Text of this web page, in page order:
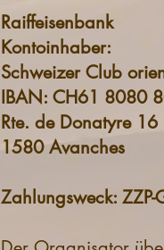
Raiffeisenbank
Kontoinhaber:
Schweizer Club
IBAN: CH61 8080
Rte. de Donatyre 16
1580 Avanches
Zahlungsweck: ZZP-